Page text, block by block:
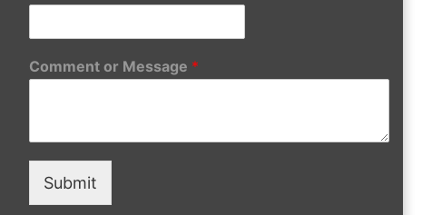
Comment or Message *
Submit